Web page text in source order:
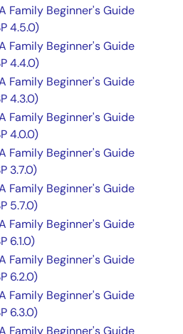
Family Beginner's Guide
4.5.0)
Family Beginner's Guide
4.4.0)
Family Beginner's Guide
4.3.0)
Family Beginner's Guide
4.0.0)
Family Beginner's Guide
3.7.0)
Family Beginner's Guide
5.7.0)
Family Beginner's Guide
6.1.0)
Family Beginner's Guide
6.2.0)
Family Beginner's Guide
6.3.0)
Family Beginner's Guide